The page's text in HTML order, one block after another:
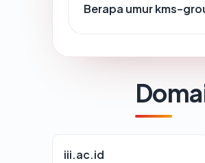
Berapa umur kms-
iii.ac.id